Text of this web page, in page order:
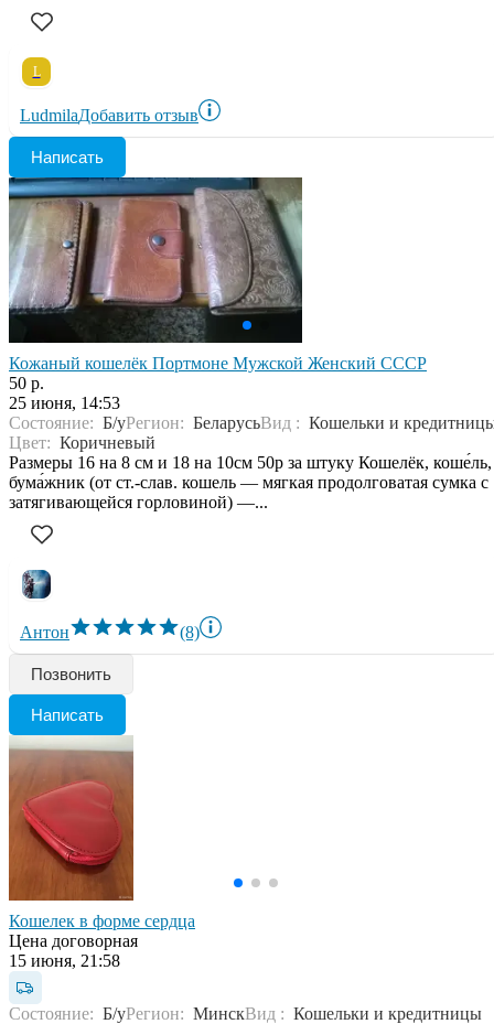
L
LudmilaДобавить отзыв
Написать
Кожаный кошелёк Портмоне Мужской Женский СССР
50 р.
25 июня, 14:53
Состояние: Б/уРегион: БеларусьВид : Кошельки и
Цвет: Коричневый
Размеры 16 на 8 см и 18 на 10см 50р за штуку Кошелёк, коше́ль,
бума́жник (от ст.-слав. кошель — мягкая продолговатая сумка с
затягивающейся горловиной) —...
Антон (8)
Позвонить
Написать
Кошелек в форме сердца
Цена договорная
15 июня, 21:58
Состояние: Б/уРегион: МинскВид : Кошельки и кредитницы